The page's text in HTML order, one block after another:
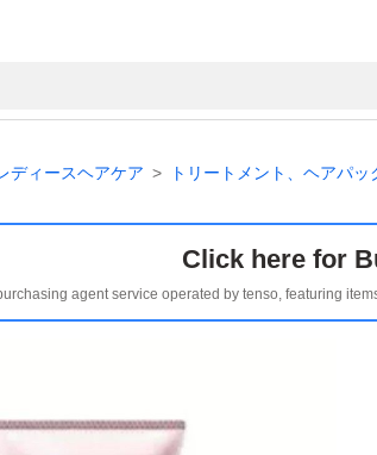
ディースヘアケア トリートメント、ヘアパッ
Click here for
agent service operated by tenso, featuring